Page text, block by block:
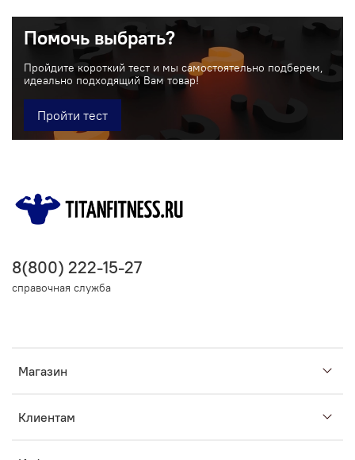
Помочь выбрать?
Пройдите короткий тест и мы самостоятельно подберем,
идеально подходящий Вам товар!
Пройти тест
Магазин
Клиентам
8(800) 222-15-27
справочная служба